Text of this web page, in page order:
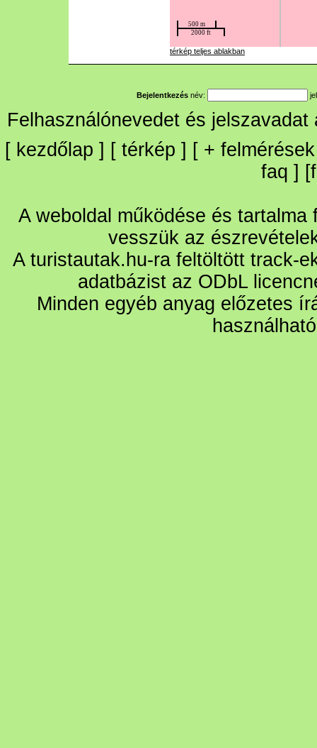
térkép teljes ablakban
Bejelentkezés név:
Felhasználónevedet és
[ kezdőlap ] [ térkép ] [ + felmérések
faq ] [
A weboldal működése és
vesszük az
A turistautak.hu-ra feltöltött track-
adatbázist az ODbL
Minden egyéb anyag előzetes